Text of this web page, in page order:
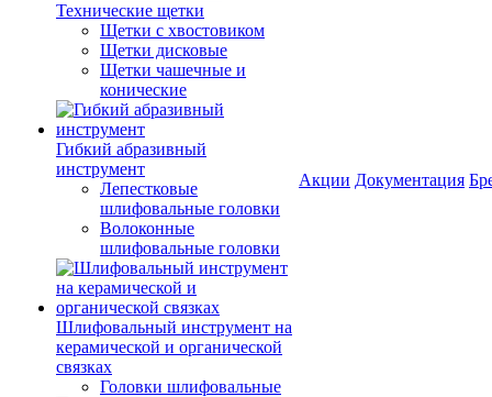
Технические щетки
Щетки с хвостовиком
Щетки дисковые
Щетки чашечные и
конические
Гибкий абразивный
инструмент
Лепестковые
шлифовальные головки
Волоконные
шлифовальные головки
Шлифовальный инструмент на
керамической и органической
связках
Головки шлифовальные
Акции Документация